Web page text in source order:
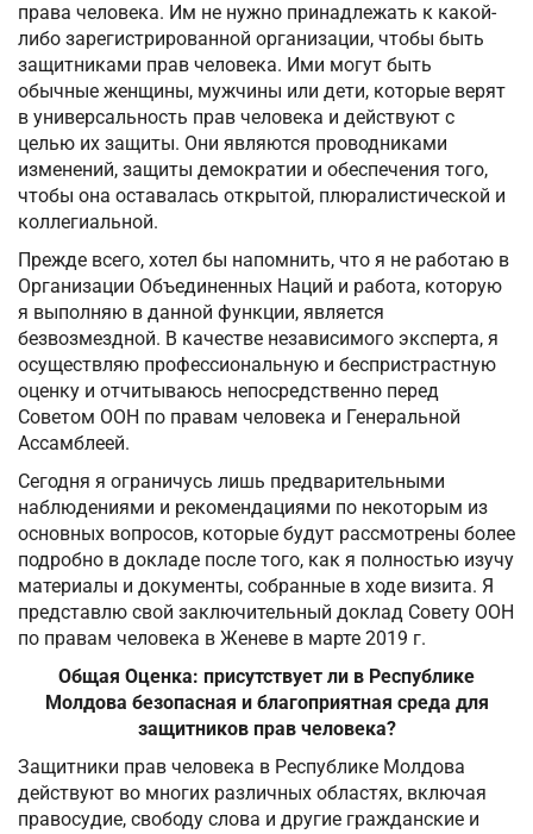
права человека. Им не нужно принадлежать к какой-
либо зарегистрированной организации, чтобы быть
защитниками прав человека. Ими могут быть
обычные женщины, мужчины или дети, которые верят
в универсальность прав человека и действуют с
целью их защиты. Они являются проводниками
изменений, защиты демократии и обеспечения того,
чтобы она оставалась открытой, плюралистической и
коллегиальной.
Прежде всего, хотел бы напомнить, что я не работаю в
Организации Объединенных Наций и работа, которую
я выполняю в данной функции, является
безвозмездной. В качестве независимого эксперта, я
осуществляю профессиональную и беспристрастную
оценку и отчитываюсь непосредственно перед
Советом ООН по правам человека и Генеральной
Ассамблеей.
Сегодня я ограничусь лишь предварительными
наблюдениями и рекомендациями по некоторым из
основных вопросов, которые будут рассмотрены более
подробно в докладе после того, как я полностью изучу
материалы и документы, собранные в ходе визита. Я
представлю свой заключительный доклад Совету ООН
по правам человека в Женеве в марте 2019 г.
Общая Оценка: присутствует ли в Республике
Молдова безопасная и благоприятная среда для
защитников прав человека?
Защитники прав человека в Республике Молдова
действуют во многих различных областях, включая
правосудие, свободу слова и другие гражданские и